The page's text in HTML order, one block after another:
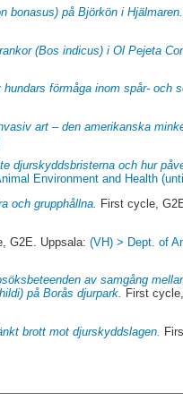
bonasus) på Björkön i Hjälmaren.
(Bos indicus) i Ol Pejeta
förmåga inom spår- och
art – den amerikanska
djurskyddsbristerna och hur
Environment and Health
och grupphållna.
First cycle,
G2E. Uppsala:(VH) > Dept. of
av samgång
på Borås djurpark. First
brott mot djurskyddslagen.